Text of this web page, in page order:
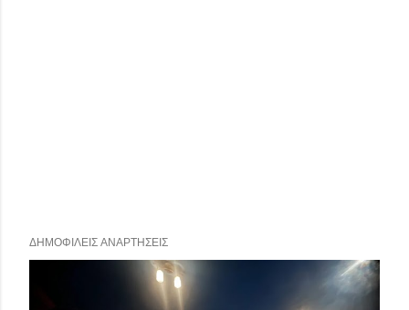
ΔΗΜΟΦΙΛΕΊΣ ΑΝΑΡΤΉΣΕΙΣ